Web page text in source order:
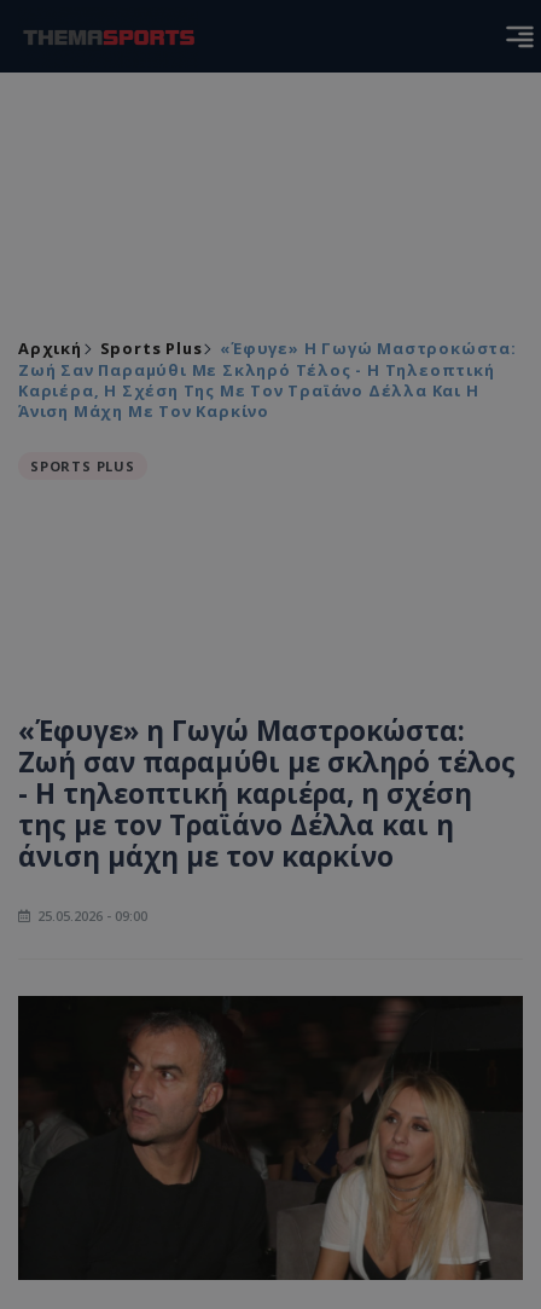
Αρχική Sports Plus
«Έφυγε» Η Γωγώ Μαστροκώστα:
Ζωή Σαν Παραμύθι Με Σκληρό Τέλος - Η Τηλεοπτική
Καριέρα, Η Σχέση Της Με Τον Τραϊάνο Δέλλα Και Η
Άνιση Μάχη Με Τον Καρκίνο
SPORTS PLUS
«Έφυγε» η Γωγώ Μαστροκώστα:
Ζωή σαν παραμύθι με σκληρό τέλος
- Η τηλεοπτική καριέρα, η σχέση
της με τον Τραϊάνο Δέλλα και η
άνιση μάχη με τον καρκίνο
25.05.2026 - 09:00